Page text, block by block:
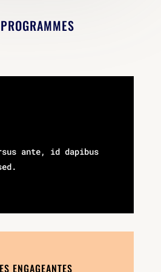
ante, id dapibus
ENGAGEANTES